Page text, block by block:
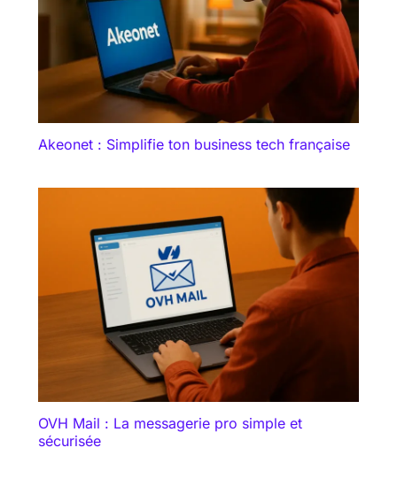
Akeonet : Simplifie ton business tech française
OVH Mail : La messagerie pro simple et
sécurisée